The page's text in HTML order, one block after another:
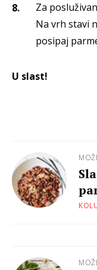
Za
Na vrh stavi
posipaj
U slast!